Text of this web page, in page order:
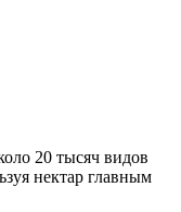
20 тысяч видов
нектар главным